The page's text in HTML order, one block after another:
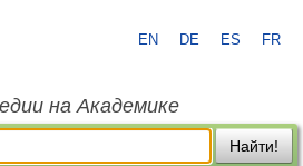
EN DE ES FR
на Академике
Найти!